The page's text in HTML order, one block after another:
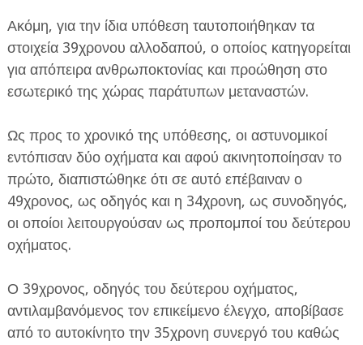
Ακόμη, για την ίδια υπόθεση ταυτοποιήθηκαν τα
στοιχεία 39χρονου αλλοδαπού, ο οποίος κατηγορείται
για απόπειρα ανθρωποκτονίας και προώθηση στο
εσωτερικό της χώρας παράτυπων μεταναστών.
Ως προς το χρονικό της υπόθεσης, οι αστυνομικοί
εντόπισαν δύο οχήματα και αφού ακινητοποίησαν το
πρώτο, διαπιστώθηκε ότι σε αυτό επέβαιναν ο
49χρονος, ως οδηγός και η 34χρονη, ως συνοδηγός,
οι οποίοι λειτουργούσαν ως προπομποί του δεύτερου
οχήματος.
Ο 39χρονος, οδηγός του δεύτερου οχήματος,
αντιλαμβανόμενος τον επικείμενο έλεγχο, αποβίβασε
από το αυτοκίνητο την 35χρονη συνεργό του καθώς